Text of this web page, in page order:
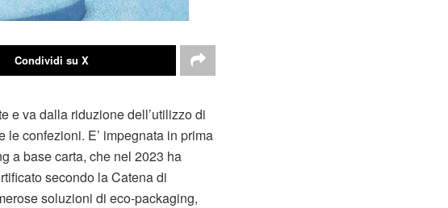
Condividi su X
e va dalla riduzione dell’utilizzo di
confezioni. E’ impegnata in prima
a base carta, che nel 2023 ha
secondo la Catena di
soluzioni di eco-packaging,